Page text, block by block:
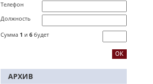
Телефон
Должность
Сумма 1 и 6 будет
АРХИВ